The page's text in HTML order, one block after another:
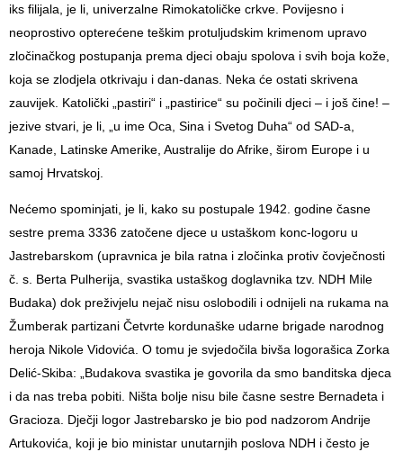
iks filijala, je li, univerzalne Rimokatoličke crkve. Povijesno i
neoprostivo opterećene teškim protuljudskim krimenom upravo
zločinačkog postupanja prema djeci obaju spolova i svih boja kože,
koja se zlodjela otkrivaju i dan-danas. Neka će ostati skrivena
zauvijek. Katolički „pastiri“ i „pastirice“ su počinili djeci – i još čine! –
jezive stvari, je li, „u ime Oca, Sina i Svetog Duha“ od SAD-a,
Kanade, Latinske Amerike, Australije do Afrike, širom Europe i u
samoj Hrvatskoj.
Nećemo spominjati, je li, kako su postupale 1942. godine časne
sestre prema 3336 zatočene djece u ustaškom konc-logoru u
Jastrebarskom (upravnica je bila ratna i zločinka protiv čovječnosti
č. s. Berta Pulherija, svastika ustaškog doglavnika tzv. NDH Mile
Budaka) dok preživjelu nejač nisu oslobodili i odnijeli na rukama na
Žumberak partizani Četvrte kordunaške udarne brigade narodnog
heroja Nikole Vidovića. O tomu je svjedočila bivša logorašica Zorka
Delić-Skiba: „Budakova svastika je govorila da smo banditska djeca
i da nas treba pobiti. Ništa bolje nisu bile časne sestre Bernadeta i
Gracioza. Dječji logor Jastrebarsko je bio pod nadzorom Andrije
Artukovića, koji je bio ministar unutarnjih poslova NDH i često je